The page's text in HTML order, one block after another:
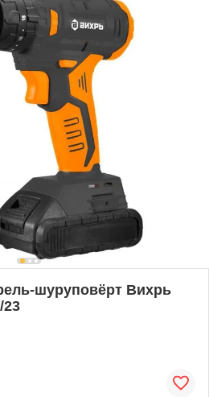
шуруповёрт Вихрь